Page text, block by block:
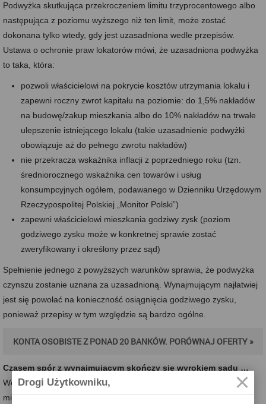
Podwyżka skutkująca przekroczeniem limitu trzyprocentowego albo
następująca z poziomu wyższego niż ten limit, może zostać
dokonana tylko wtedy, gdy jest uzasadniona wedle przepisów.
Ustawa o ochronie praw lokatorów mówi, że uzasadniona podwyżka
to taka, która:
pozwoli właścicielowi na pokrycie kosztów utrzymania lokalu i
zapewni roczny zwrot kapitału na poziomie: do 1,5% nakładów
na budowę/zakup mieszkania albo do 10% nakładów na trwałe
ulepszenie istniejącego lokalu (takie uzasadnienie podwyżki
obowiązuje aż do pełnego zwrotu nakładów)
nie przekracza wskaźnika inflacji z poprzedniego roku (tzn.
średniorocznego wskaźnika cen towarów i usług
konsumpcyjnych ogółem, podawanego w Dzienniku Urzędowym
Rzeczypospolitej Polskiej „Monitor Polski”)
zapewni właścicielowi mieszkania godziwy zysk (poziom
godziwego zysku może w konkretnej sprawie zostać
zweryfikowany i określony przez sąd)
Spełnienie jednego z powyższych warunków sprawia, że podwyżka
czynszu zostanie uznana za uzasadnioną. Wynajmującym najłatwiej
jest się powołać na konieczność osiągnięcia godziwego zysku,
ponieważ przepisy w tym względzie są bardzo ogólne.
KONTA OSOBISTE Z PONAD 20 BANKÓW. PORÓWNAJ OFERTY »
Czasem spór z wynajmującym skończy się wyrokiem sądu …
Wedle ustawy o ochronie praw lokatorów, przed upływem dwóch
miesięcy od daty wypowiedzenia wcześniejszej wysokości czynszu,
Drogi Użytkowniku,